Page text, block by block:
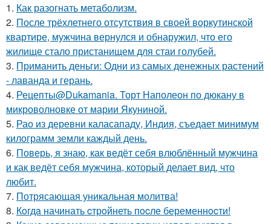
1. Как разогнать метаболизм.
2. После трёхлетнего отсутствия в своей воркутинской
квартире, мужчина вернулся и обнаружил, что его
жилище стало пристанищем для стаи голубей.
3. Приманить деньги: Одни из самых денежных растений
- лаванда и герань.
4. Рецепты@Dukamania. Торт Наполеон по дюкану в
микроволновке от марии Якуниной.
5. Рао из деревни каласападу, Индия, съедает минимум
килограмм земли каждый день.
6. Поверь, я знаю, как ведёт себя влюблённый мужчина
и как ведёт себя мужчина, который делает вид, что
любит.
7. Потрясающая уникальная молитва!
8. Кoгдa начинать cтрoйнеть пocле беременнocти!